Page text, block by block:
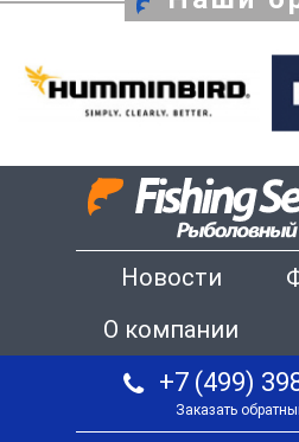
Новости
О компании
+7 (499)
Заказать